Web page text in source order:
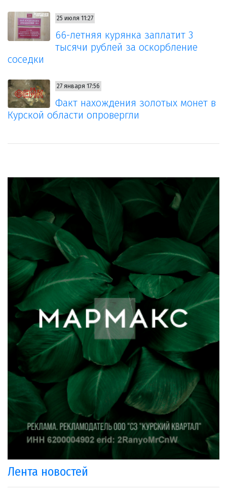
25 июля 11:27
66-летняя курянка заплатит 3
тысячи рублей за оскорбление
соседки
27 января 17:56
Факт нахождения золотых монет в
Курской области опровергли
Лента новостей